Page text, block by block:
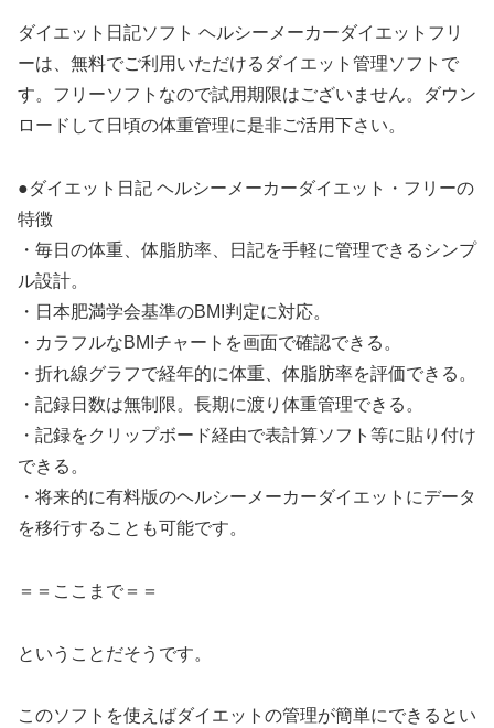
ダイエット日記ソフト ヘルシーメーカーダイエットフリ
ーは、無料でご利用いただけるダイエット管理ソフトで
す。フリーソフトなので試用期限はございません。ダウン
ロードして日頃の体重管理に是非ご活用下さい。
●ダイエット日記 ヘルシーメーカーダイエット・フリーの
特徴
・毎日の体重、体脂肪率、日記を手軽に管理できるシンプ
ル設計。
・日本肥満学会基準のBMI判定に対応。
・カラフルなBMIチャートを画面で確認できる。
・折れ線グラフで経年的に体重、体脂肪率を評価できる。
・記録日数は無制限。長期に渡り体重管理できる。
・記録をクリップボード経由で表計算ソフト等に貼り付け
できる。
・将来的に有料版のヘルシーメーカーダイエットにデータ
を移行することも可能です。
＝＝ここまで＝＝
ということだそうです。
このソフトを使えばダイエットの管理が簡単にできるとい